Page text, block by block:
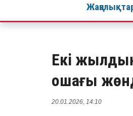
Екі жылдың
ошағы
20.01.2026, 14:10